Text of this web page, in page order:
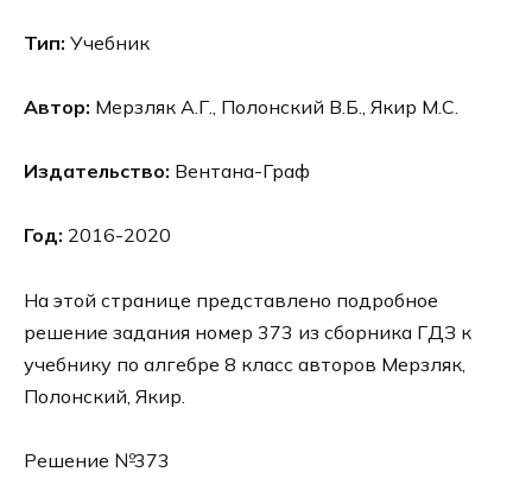
Тип: Учебник
Автор: Мерзляк А.Г., Полонский В.Б., Якир М.С.
Издательство: Вентана-Граф
Год: 2016-2020
На этой странице представлено подробное
решение задания номер 373 из сборника ГДЗ к
учебнику по алгебре 8 класс авторов Мерзляк,
Полонский, Якир.
Решение №373